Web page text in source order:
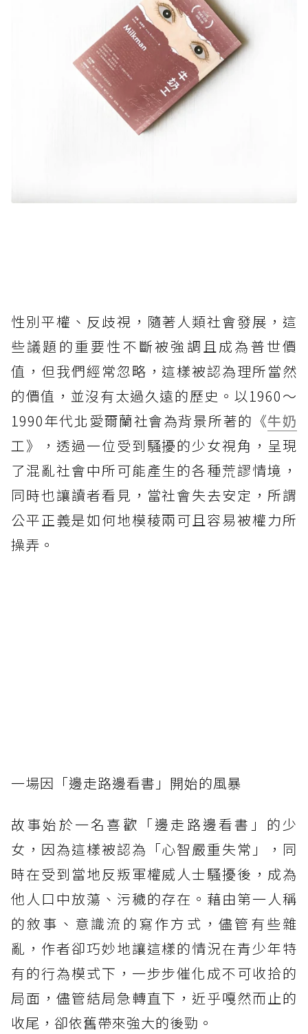
性別平權、反歧視，隨著人類社會發展，這
些議題的重要性不斷被強調且成為普世價
值，但我們經常忽略，這樣被認為理所當然
的價值，並沒有太過久遠的歷史。以1960～
1990年代北愛爾蘭社會為背景所著的《牛奶
工》，透過一位受到騷擾的少女視角，呈現
了混亂社會中所可能產生的各種荒謬情境，
同時也讓讀者看見，當社會失去安定，所謂
公平正義是如何地模稜兩可且容易被權力所
操弄。
一場因「邊走路邊看書」開始的風暴
故事始於一名喜歡「邊走路邊看書」的少
女，因為這樣被認為「心智嚴重失常」，同
時在受到當地反叛軍權威人士騷擾後，成為
他人口中放蕩、污穢的存在。藉由第一人稱
的敘事、意識流的寫作方式，儘管有些雜
亂，作者卻巧妙地讓這樣的情況在青少年特
有的行為模式下，一步步催化成不可收拾的
局面，儘管結局急轉直下，近乎嘎然而止的
收尾，卻依舊帶來強大的後勁。